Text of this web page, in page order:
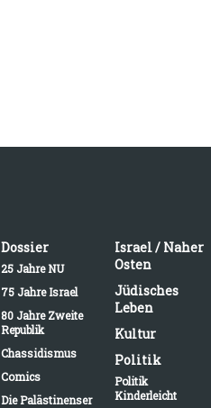
Dossier
25 Jahre NU
75 Jahre Israel
80 Jahre Zweite
Republik
Chassidismus
Comics
Die Palästinenser
Israel / Naher
Osten
Jüdisches
Leben
Kultur
Politik
Politik
Kinderleicht